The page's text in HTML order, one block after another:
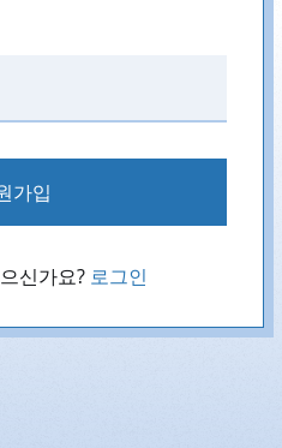
가입
신가요? 로그인